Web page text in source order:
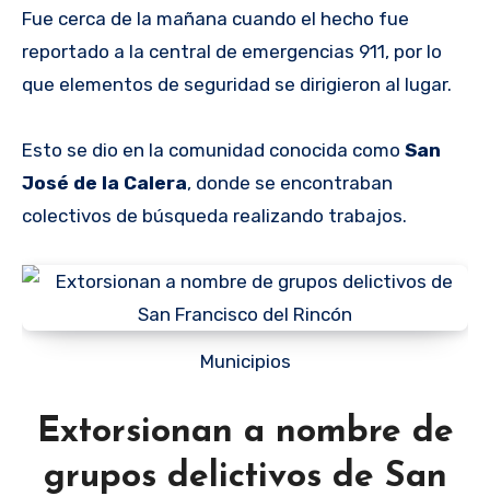
Fue cerca de la mañana cuando el hecho fue
reportado a la central de emergencias 911, por lo
que elementos de seguridad se dirigieron al lugar.
Esto se dio en la comunidad conocida como San
José de la Calera, donde se encontraban
colectivos de búsqueda realizando trabajos.
Municipios
Extorsionan a nombre de
grupos delictivos de San